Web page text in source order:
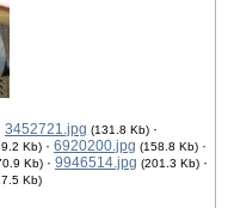
3452721.jpg (131.8 Kb) ·
Kb) · 6920200.jpg (158.8 Kb) ·
Kb) · 9946514.jpg (201.3 Kb) ·
Kb)